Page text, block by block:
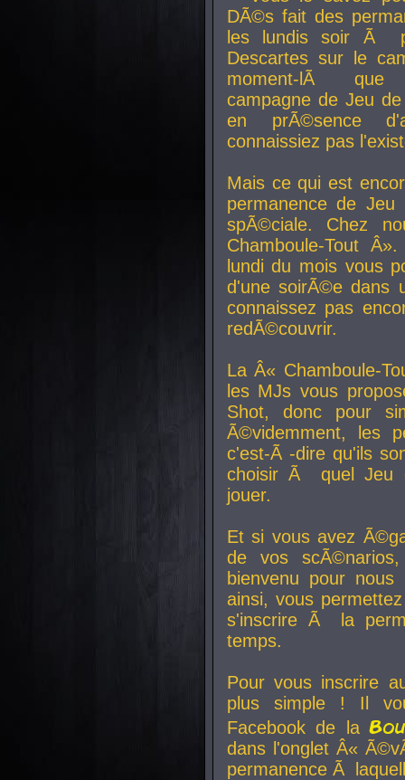
DÃ©s fait des
les lundis soir Ã
Descartes sur le
moment-lÃ que
campagne de Jeu
en prÃ©sence
connaissiez pas
Mais ce qui est
permanence de
spÃ©ciale. Chez
Chamboule-Tout
lundi du mois vous
d'une soirÃ©e dans
connaissez pas
redÃ©couvrir.
La Â« Chamboule-
les MJs vous
Shot, donc pour
Ã©videmment, les
c'est-Ã -dire qu'ils
choisir Ã quel Jeu
jouer.
Et si vous avez
de vos
bienvenu pour
ainsi, vous
s'inscrire Ã la
temps.
Pour vous inscrire
plus simple ! Il
Facebook de la
dans l'onglet Â«
permanence Ã